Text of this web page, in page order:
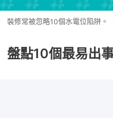
裝修常被忽略10個水電位陷阱。
盤點10個最易出